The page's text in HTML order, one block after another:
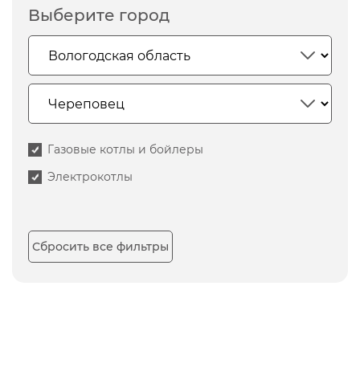
Выберите город
Газовые котлы и бойлеры
Электрокотлы
Сбросить все фильтры